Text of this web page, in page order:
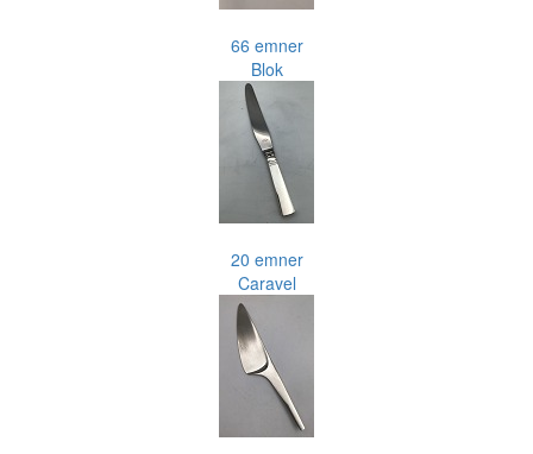
66 emner
Blok
20 emner
Caravel